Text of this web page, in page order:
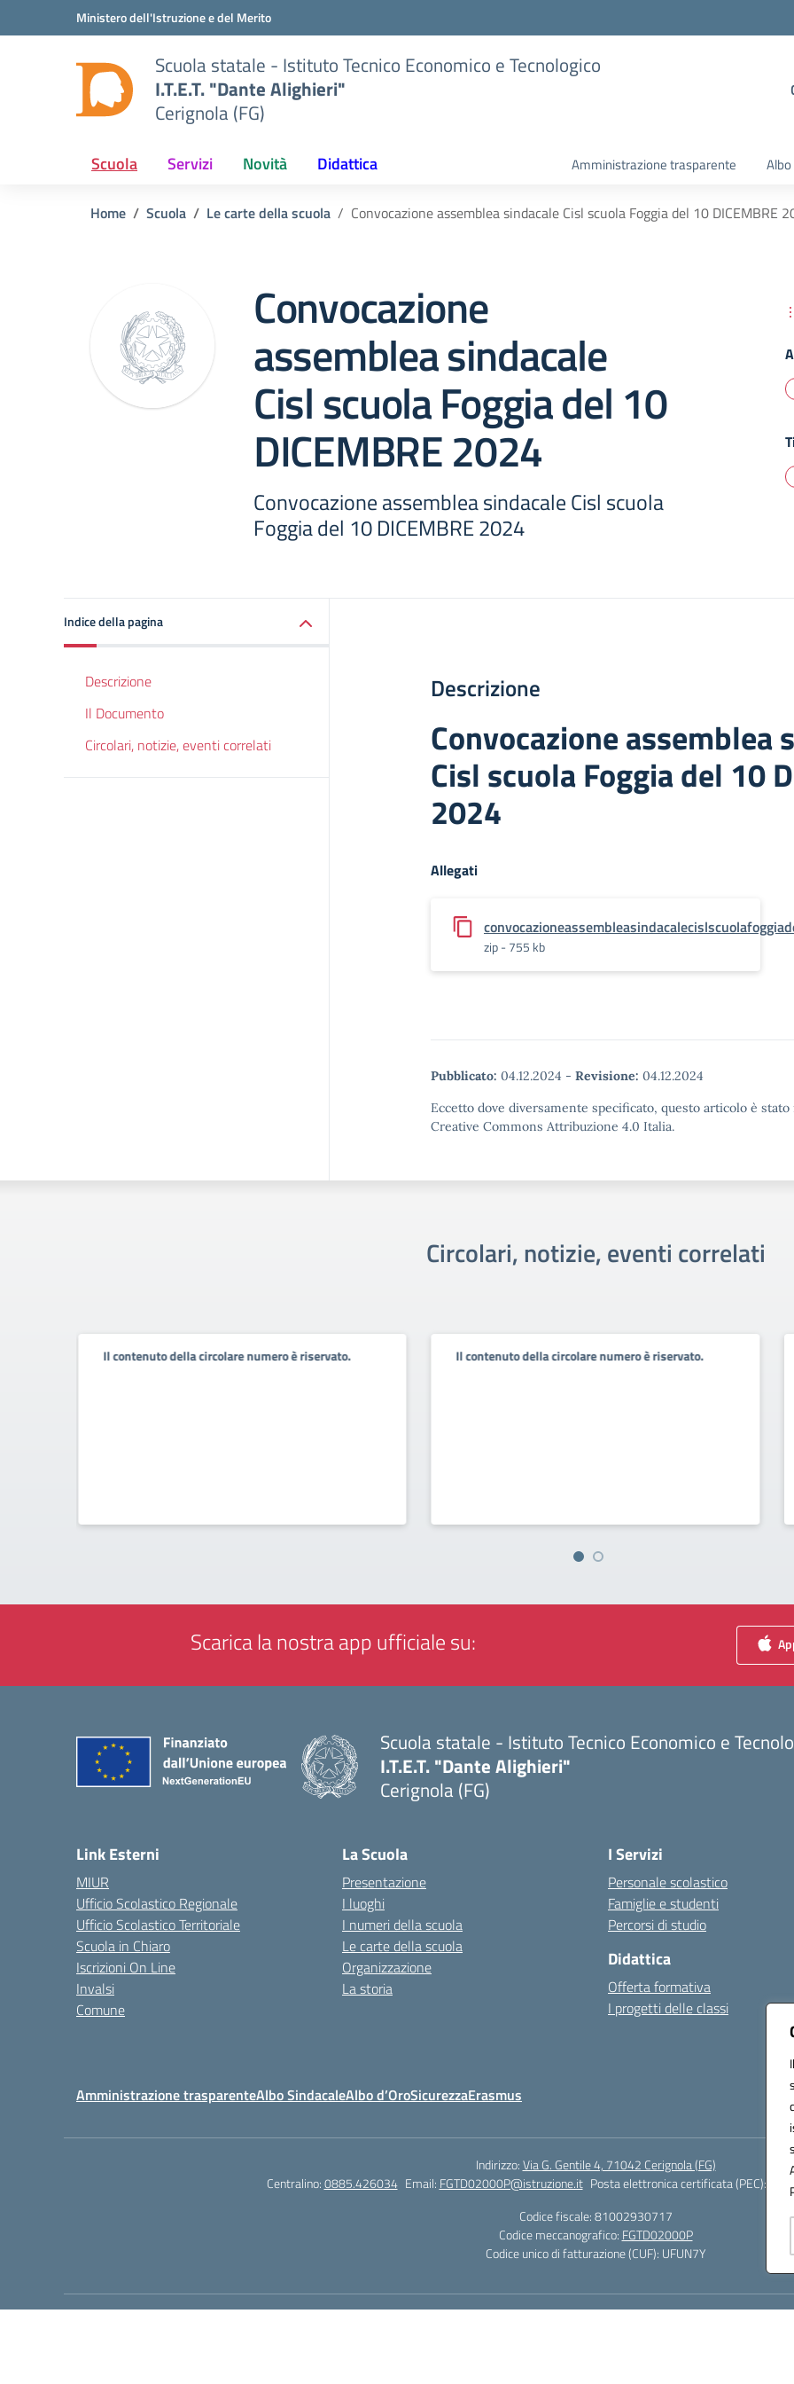
Vai ai contenuti
Vai al menu di navigazioneMinistero dell'Istruzione e del Merito
Scuola statale - Istituto Tecnico Economico e Tecnologico
I.T.E.T. "Dante Alighieri"
Cerignola (FG)
Scuola Servizi Novità Didattica Amministrazione trasparente
Home Scuola Le carte della scuola Convocazione assemblea sindacale Cisl scuola Foggia del 10 DICEMBRE
Convocazione
assemblea sindacale
Cisl scuola Foggia del 10
DICEMBRE 2024
Convocazione assemblea sindacale Cisl scuola
Foggia del 10 DICEMBRE 2024
Indice della pagina
Descrizione
Il Documento
Circolari, notizie, eventi correlati
Descrizione
Convocazione assemblea
Cisl scuola Foggia del 10
2024
Allegati
zip - 755 kb
Pubblicato: 04.12.2024 - Revisione: 04.12.2024
Eccetto dove diversamente specificato, questo articolo è
Creative Commons Attribuzione 4.0 Italia.
Circolari, notizie, eventi correlati
Il contenuto della circolare numero è riservato. Il contenuto della circolare numero è riservato.
Scarica la nostra app ufficiale su:
Scuola statale - Istituto Tecnico Economico e
I.T.E.T. "Dante Alighieri"
Cerignola (FG)
Link Esterni
MIUR
Ufficio Scolastico Regionale
Ufficio Scolastico Territoriale
Scuola in Chiaro
Iscrizioni On Line
Invalsi
Comune
La Scuola
Presentazione
I luoghi
I numeri della scuola
Le carte della scuola
Organizzazione
La storia
I Servizi
Personale scolastico
Famiglie e studenti
Percorsi di studio
Didattica
Offerta formativa
I progetti delle classi
Amministrazione trasparenteAlbo SindacaleAlbo d’OroSicurezzaErasmus
Indirizzo:Via G. Gentile 4, 71042 Cerignola (FG)
Centralino:0885.426034 Email: FGTD02000P@istruzione.it Posta elettronica certificata (PEC):
Codice fiscale: 81002930717
Codice meccanografico: FGTD02000P
Codice unico di fatturazione (CUF): UFUN7Y